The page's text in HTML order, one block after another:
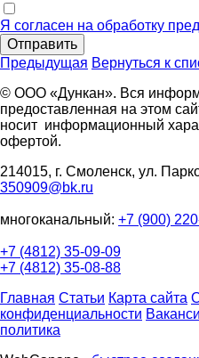
Я согласен на обработку
Отправить
Предыдущая Вернуться к
© ООО «Дункан». Вся
предоставленная на этом
носит информационный
офертой.
214015, г. Смоленск, ул.
350909@bk.ru
многоканальный: +7 (900)
+7 (4812) 35-09-09
+7 (4812) 35-08-88
Главная Статьи Карта сайта
конфиденциальности
политика